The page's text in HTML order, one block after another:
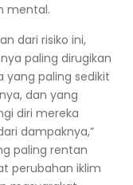
mental.
dari risiko ini,
paling dirugikan
yang paling sedikit
dan yang
diri mereka
dampaknya,”
paling rentan
perubahan iklim